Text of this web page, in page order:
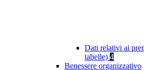
Dati relativi ai
tabelle) 4
Benessere organizzativo